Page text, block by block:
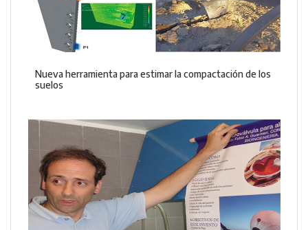
Nueva herramienta para estimar la compactación de los
suelos